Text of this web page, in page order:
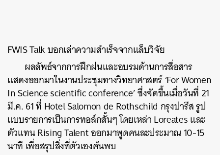
FWIS Talk บอกเล่าความสำเร็จจากแล็บวิจัย
ผลลัพธ์จากการฝึกฝนและอบรมด้านการสื่อสาร
แสดงออกมาในงานประชุมทางวิทยาศาสตร์ ‘For Women
In Science scientific conference’ ซึ่งจัดขึ้นเมื่อวันที่ 21
มี.ค. 61 ที่ Hotel Salomon de Rothschild กรุงปารีส รูป
แบบรายการเป็นการทอล์กสั้นๆ โดยเหล่า Loreates และ
ตัวแทน Rising Talent ออกมาพูดคนละประมาณ 10-15
นาที เพื่อสรุปสิ่งที่ตัวเองค้นพบ